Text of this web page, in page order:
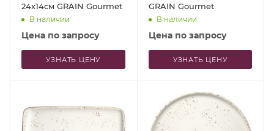
24x14см GRAIN Gourmet
В наличии
Цена по запросу
УЗНАТЬ ЦЕНУ
GRAIN Gourmet
В наличии
Цена по запросу
УЗНАТЬ ЦЕНУ